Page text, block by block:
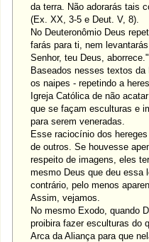
da terra. Não adorarás tais
(Ex. XX, 3-5 e Deut. V, 8).
No Deuteronômio Deus
farás para ti, nem
Senhor, teu Deus,
Baseados nesses textos
os naipes - repetindo a
Igreja Católica de não
que se façam esculturas e
para serem veneradas.
Esse raciocínio dos
de outros. Se houvesse
respeito de imagens, eles
mesmo Deus que deu essa
contrário, pelo menos
Assim, vejamos.
No mesmo Exodo, quando
proibira fazer esculturas do
Arca da Aliança para que